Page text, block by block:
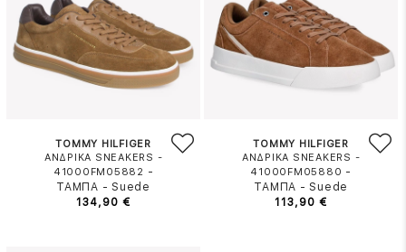
TOMMY HILFIGER
ΑΝΔΡΙΚΑ SNEAKERS -
41000FM05882 -
ΤΑΜΠΑ -Suede
134,90 €
TOMMY HILFIGER
ΑΝΔΡΙΚΑ SNEAKERS -
41000FM05880 -
ΤΑΜΠΑ -Suede
113,90 €